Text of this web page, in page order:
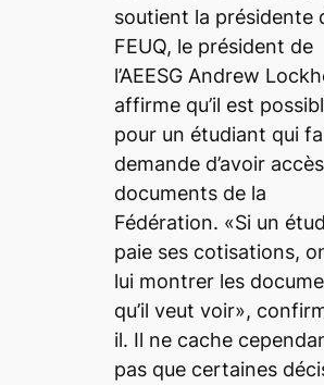
soutient la présidente
FEUQ, le président de
l’AEESG Andrew
affirme qu’il est
pour un étudiant qui
demande d’avoir
documents de la
Fédération. «Si un
paie ses cotisations,
lui montrer les
qu’il veut voir»,
il. Il ne cache
pas que certaines